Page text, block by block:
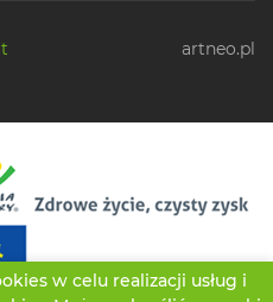
w celu realizacji usług i
artneo.pl